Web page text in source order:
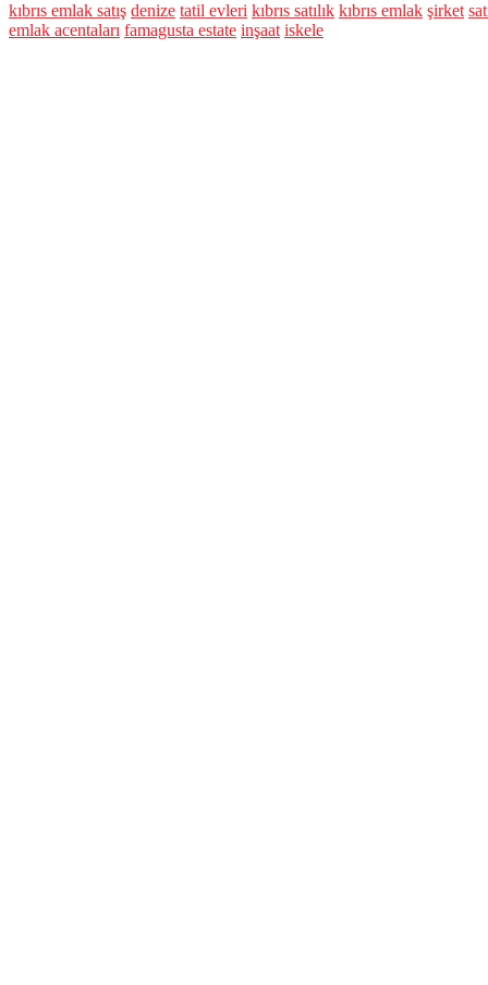
kıbrıs emlak satış denize tatil evleri kıbrıs satılık kıbrıs emlak şirket
emlak acentaları famagusta estate inşaat iskele